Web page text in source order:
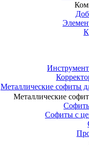
Металлические софиты
Металлические
Софиты с